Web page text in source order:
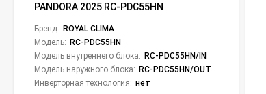
PANDORA 2025 RC-PDC55HN
Бренд: ROYAL CLIMA
Модель: RC-PDC55HN
Модель внутреннего блока: RC-PDC55HN/IN
Модель наружного блока: RC-PDC55HN/OUT
Инверторная технология: нет